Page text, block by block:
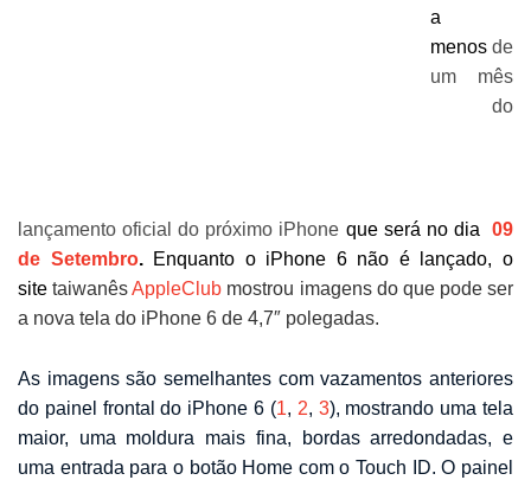
a
menos de
um mês
do
lançamento oficial do próximo iPhone que será no dia09
de Setembro. Enquanto o iPhone 6 não é lançado, o
sitetaiwanêsAppleClub mostrou imagens do que pode ser
a nova tela do iPhone 6 de 4,7″ polegadas.
As imagens são semelhantes com vazamentos anteriores
do painel frontal do iPhone 6 (1, 2, 3), mostrando uma tela
maior, uma moldura mais fina, bordas arredondadas, e
uma entrada para o botão Home com o Touch ID. O painel